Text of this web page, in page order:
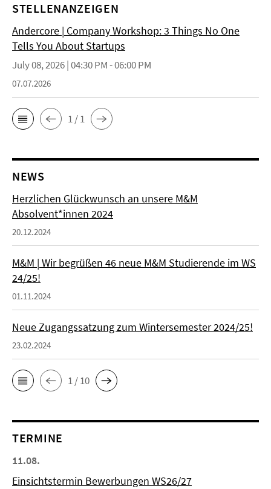
STELLENANZEIGEN
Andercore | Company Workshop: 3 Things No One
Tells You About Startups
July 08, 2026 | 04:30 PM - 06:00 PM
07.07.2026
1 / 1
NEWS
Herzlichen Glückwunsch an unsere M&M
Absolvent*innen 2024
20.12.2024
M&M | Wir begrüßen 46 neue M&M Studierende im WS
24/25!
01.11.2024
Neue Zugangssatzung zum Wintersemester 2024/25!
23.02.2024
1 / 10
TERMINE
11.08.
Einsichtstermin Bewerbungen WS26/27